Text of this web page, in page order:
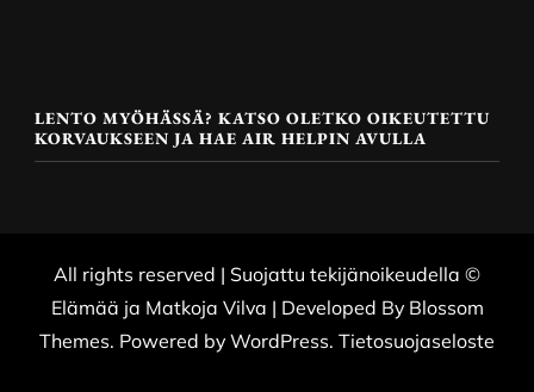
LENTO MYÖHÄSSÄ? KATSO OLETKO OIKEUTETTU
KORVAUKSEEN JA HAE AIR HELPIN AVULLA
All rights reserved | Suojattu tekijänoikeudella ©
Elämää ja Matkoja Vilva | Developed By Blossom
Themes. Powered byWordPress. Tietosuojaseloste